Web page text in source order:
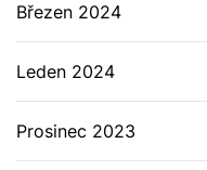
Březen 2024
Leden 2024
Prosinec 2023